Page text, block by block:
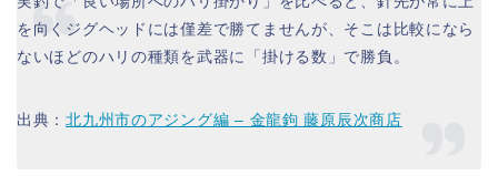
を向くジグヘッドには僅差で勝てませんが、そこは比較になら
ないほどのハリの種類を武器に「掛ける数」で勝負。
出典：北九州市のアジング編 – 金龍鉤 藤原辰次商店